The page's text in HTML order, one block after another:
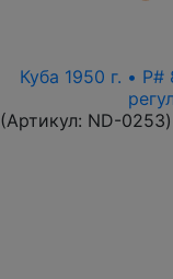
Куба 1950 г. •
(Артикул: ND-0253)